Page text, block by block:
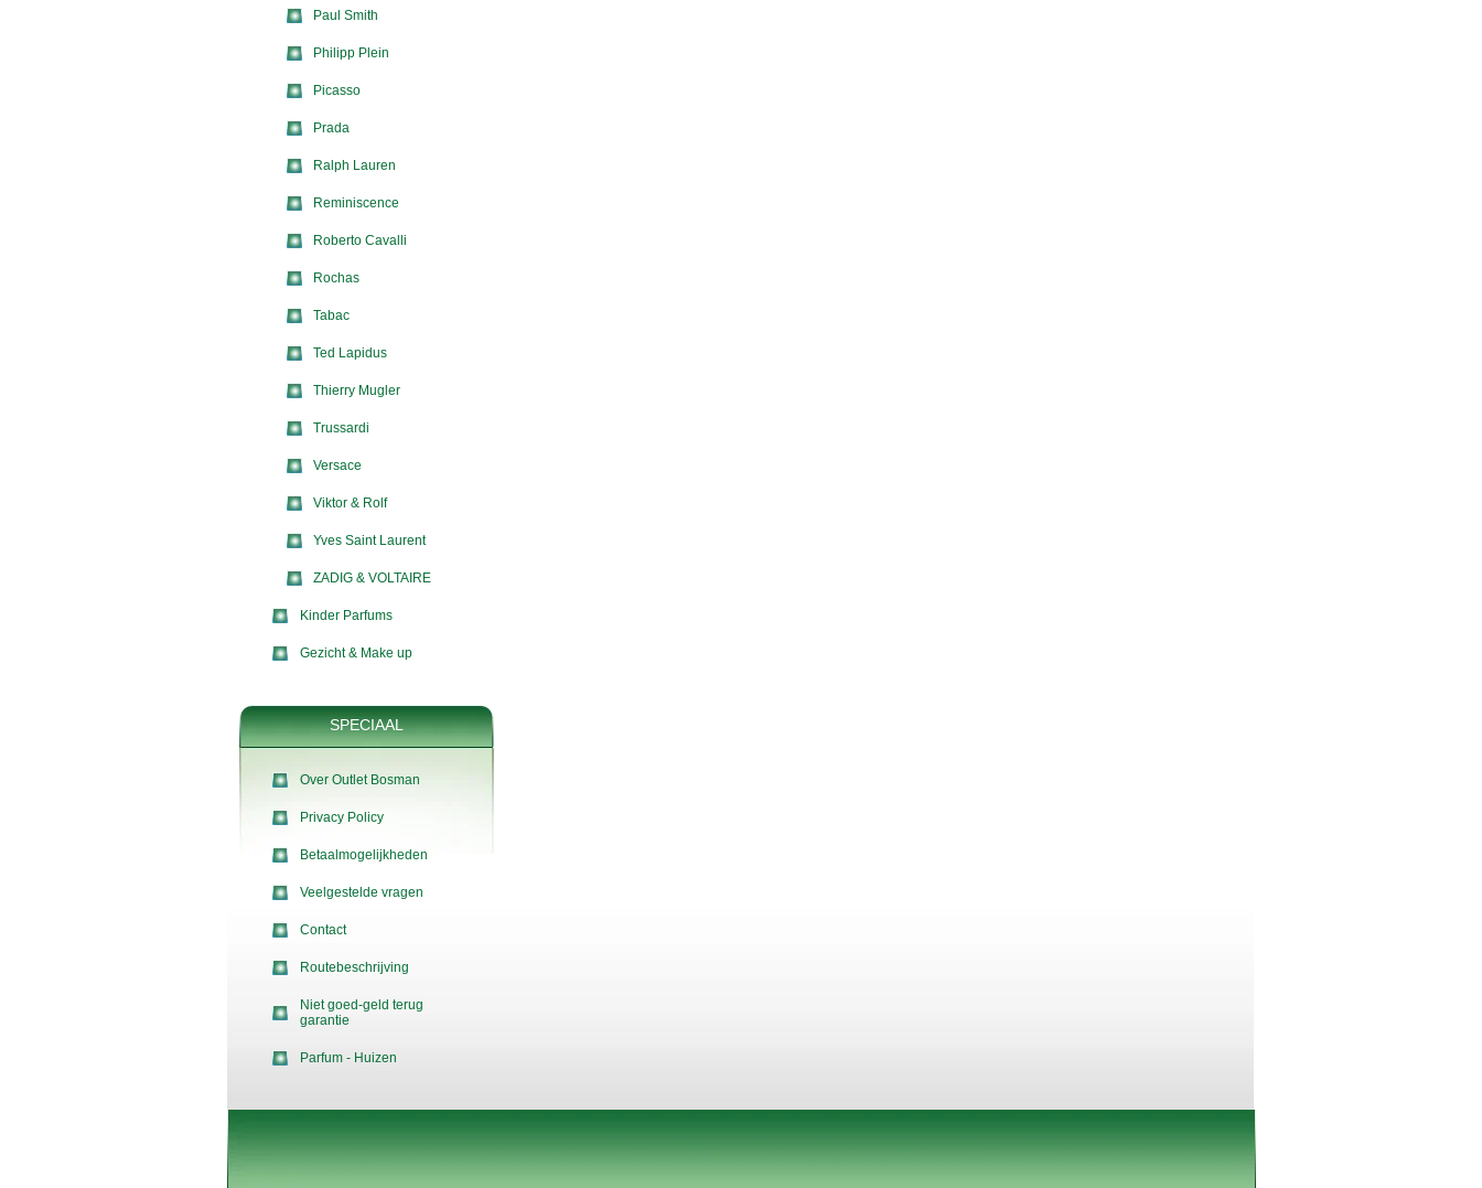
Paul Smith
Philipp Plein
Picasso
Prada
Ralph Lauren
Reminiscence
Roberto Cavalli
Rochas
Tabac
Ted Lapidus
Thierry Mugler
Trussardi
Versace
Viktor & Rolf
Yves Saint Laurent
ZADIG & VOLTAIRE
Kinder Parfums
Gezicht & Make up
SPECIAAL
Over Outlet Bosman
Privacy Policy
Betaalmogelijkheden
Veelgestelde vragen
Contact
Routebeschrijving
Niet goed-geld terug
garantie
Parfum - Huizen